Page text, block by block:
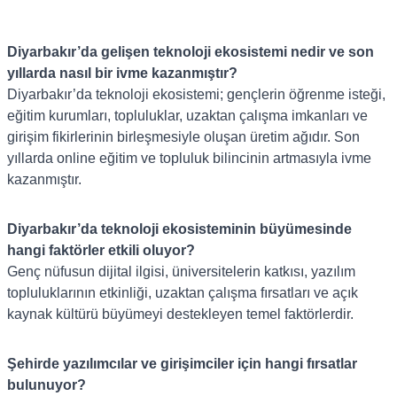
Diyarbakır’da gelişen teknoloji ekosistemi nedir ve son
yıllarda nasıl bir ivme kazanmıştır?
Diyarbakır’da teknoloji ekosistemi; gençlerin öğrenme isteği,
eğitim kurumları, topluluklar, uzaktan çalışma imkanları ve
girişim fikirlerinin birleşmesiyle oluşan üretim ağıdır. Son
yıllarda online eğitim ve topluluk bilincinin artmasıyla ivme
kazanmıştır.
Diyarbakır’da teknoloji ekosisteminin büyümesinde
hangi faktörler etkili oluyor?
Genç nüfusun dijital ilgisi, üniversitelerin katkısı, yazılım
topluluklarının etkinliği, uzaktan çalışma fırsatları ve açık
kaynak kültürü büyümeyi destekleyen temel faktörlerdir.
Şehirde yazılımcılar ve girişimciler için hangi fırsatlar
bulunuyor?